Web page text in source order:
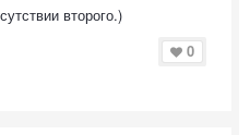
второго.)
0